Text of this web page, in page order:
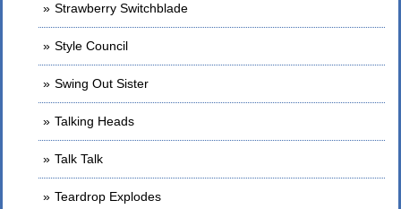
Strawberry Switchblade
Style Council
Swing Out Sister
Talking Heads
Talk Talk
Teardrop Explodes